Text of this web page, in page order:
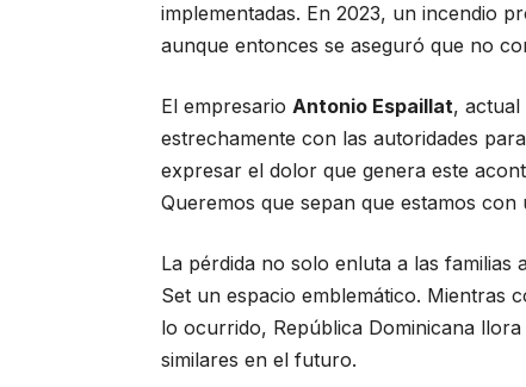
implementadas. En 2023, un incendio
aunque entonces se aseguró que no
El empresarioAntonio Espaillat,
estrechamente con las autoridades
expresar el dolor que genera este
Queremos que sepan que estamos
La pérdida no solo enluta a las
Set un espacio emblemático. Mientras
lo ocurrido, República Dominicana
similares en el futuro.